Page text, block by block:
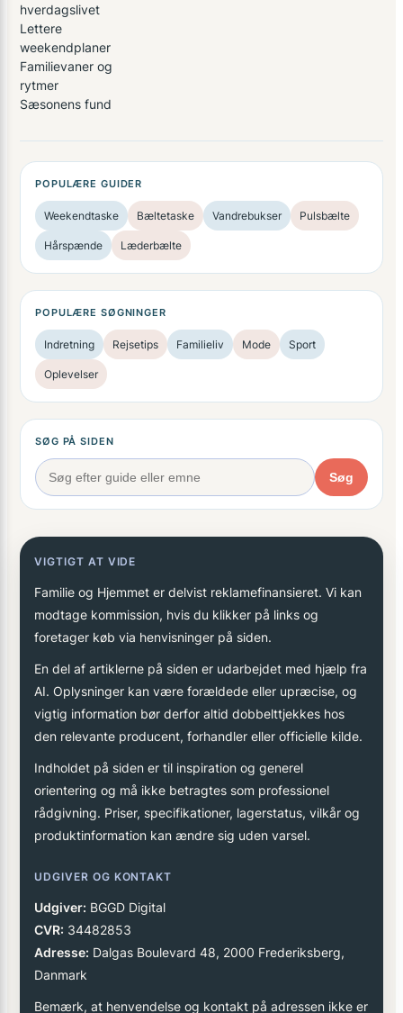
hverdagslivet
Lettere
weekendplaner
Familievaner og
rytmer
Sæsonens fund
POPULÆRE GUIDER
Weekendtaske Bæltetaske Vandrebukser Pulsbælte
Hårspænde Læderbælte
POPULÆRE SØGNINGER
Indretning Rejsetips Familieliv Mode Sport
Oplevelser
SØG PÅ SIDEN
Søg
VIGTIGT AT VIDE
Familie og Hjemmet er delvist reklamefinansieret. Vi kan
modtage kommission, hvis du klikker på links og
foretager køb via henvisninger på siden.
En del af artiklerne på siden er udarbejdet med hjælp fra
AI. Oplysninger kan være forældede eller upræcise, og
vigtig information bør derfor altid dobbelttjekkes hos
den relevante producent, forhandler eller officielle kilde.
Indholdet på siden er til inspiration og generel
orientering og må ikke betragtes som professionel
rådgivning. Priser, specifikationer, lagerstatus, vilkår og
produktinformation kan ændre sig uden varsel.
UDGIVER OG KONTAKT
Udgiver: BGGD Digital
CVR: 34482853
Adresse: Dalgas Boulevard 48, 2000 Frederiksberg,
Danmark
Bemærk, at henvendelse og kontakt på adressen ikke er